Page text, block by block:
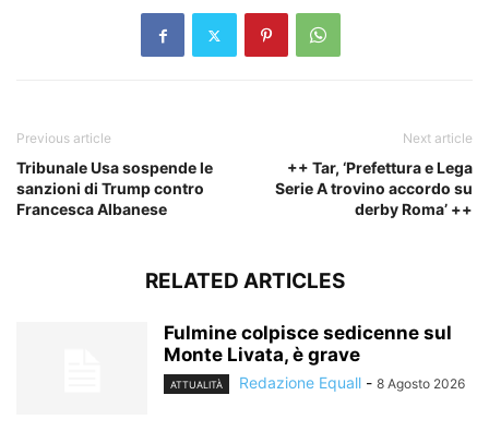
Previous article
Tribunale Usa sospende le
sanzioni di Trump contro
Francesca Albanese
Next article
++ Tar, ‘Prefettura e Lega
Serie A trovino accordo su
derby Roma’ ++
RELATED ARTICLES
Fulmine colpisce sedicenne sul
Monte Livata, è grave
ATTUALITÀ Redazione Equall - 8 Agosto 2026